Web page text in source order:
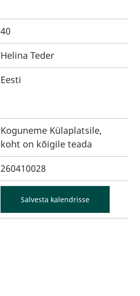
40
Helina Teder
Eesti
Koguneme Külaplatsile,
koht on kõigile teada
260410028
Salvesta kalendrisse